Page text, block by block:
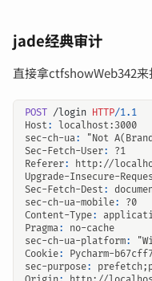
jade经典审计
直接拿ctfshowWeb342来
POST /login HTTP/1.1
Host:
localhost:3000
sec-ch-ua:
"Not
Sec-Fetch-User:
?1
Referer:
http://
Upgrade-Insecure-
Sec-Fetch-Dest:
sec-ch-ua-mobile:
?0
Content-Type:
Pragma:
no-cache
sec-ch-ua-platform:
Cookie:
Pycharm-
sec-purpose: